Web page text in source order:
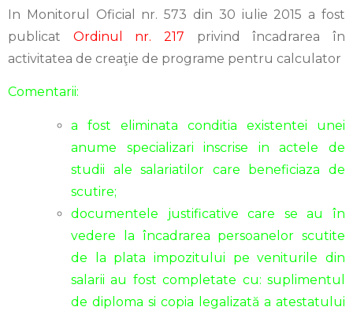
In Monitorul Oficial nr. 573 din 30 iulie 2015 a fost
publicat Ordinul nr. 217 privind încadrarea în
activitatea de creaţie de programe pentru calculator
Comentarii:
a fost eliminata conditia existentei unei
anume specializari inscrise in actele de
studii ale salariatilor care beneficiaza de
scutire;
documentele justificative care se au în
vedere la încadrarea persoanelor scutite
de la plata impozitului pe veniturile din
salarii au fost completate cu: suplimentul
de diploma si copia legalizată a atestatului